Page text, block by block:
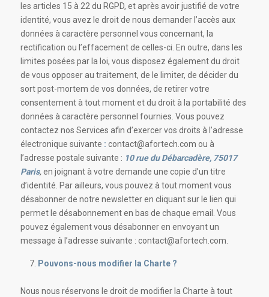
les articles 15 à 22 du RGPD, et après avoir justifié de votre
identité, vous avez le droit de nous demander l’accès aux
données à caractère personnel vous concernant, la
rectification ou l’effacement de celles-ci. En outre, dans les
limites posées par la loi, vous disposez également du droit
de vous opposer au traitement, de le limiter, de décider du
sort post-mortem de vos données, de retirer votre
consentement à tout moment et du droit à la portabilité des
données à caractère personnel fournies. Vous pouvez
contactez nos Services afin d’exercer vos droits à l’adresse
électronique suivante : contact@afortech.com ou à
l’adresse postale suivante : 10 rue du Débarcadère, 75017
Paris,en joignant à votre demande une copie d’un titre
d’identité. Par ailleurs, vous pouvez à tout moment vous
désabonner de notre newsletter en cliquant sur le lien qui
permet le désabonnement en bas de chaque email. Vous
pouvez également vous désabonner en envoyant un
message à l’adresse suivante : contact@afortech.com.
Pouvons-nous modifier la Charte ?
Nous nous réservons le droit de modifier la Charte à tout